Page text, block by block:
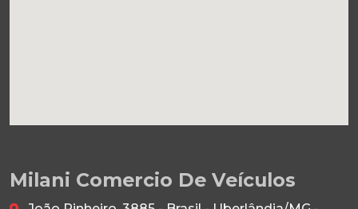
Milani Comercio De Veículos